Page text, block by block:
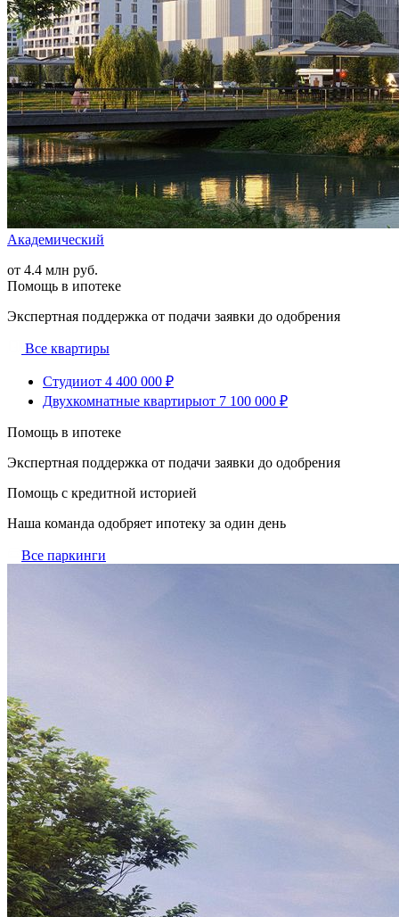
Академический
от 4.4 млн руб.
Помощь в ипотеке
Экспертная поддержка от подачи заявки до одобрения
Все квартиры
Студииот 4 400 000 ₽
Двухкомнатные квартирыот 7 100 000 ₽
Помощь в ипотеке
Экспертная поддержка от подачи заявки до одобрения
Помощь с кредитной историей
Наша команда одобряет ипотеку за один день
Все паркинги